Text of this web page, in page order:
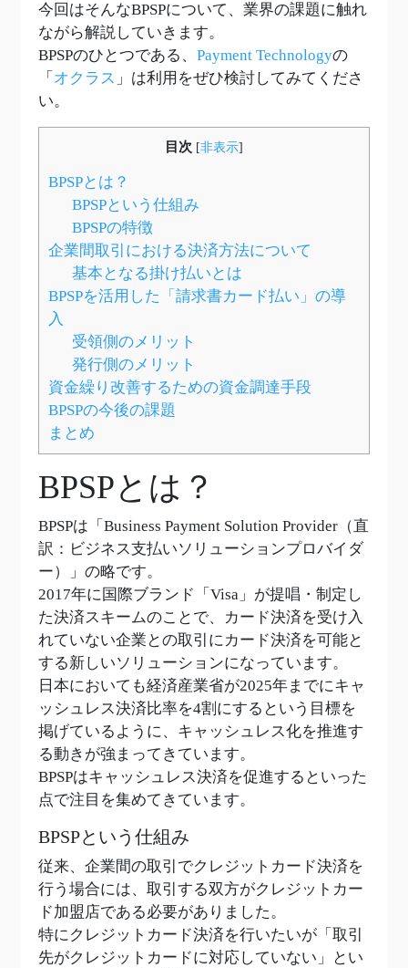
今回はそんなBPSPについて、業界の課題に触れ
ながら解説していきます。
BPSPのひとつである、 Payment Technologyの
「 オクラス 」は利用をぜひ検討してみてくださ
い。
目次 [非表示]
BPSPとは？
BPSPという仕組み
BPSPの特徴
企業間取引における決済方法について
基本となる掛け払いとは
BPSPを活用した「請求書カード払い」の導
入
受領側のメリット
発行側のメリット
資金繰り改善するための資金調達手段
BPSPの今後の課題
まとめ
BPSPとは？
BPSPは「Business Payment Solution Provider（直
訳：ビジネス支払いソリューションプロバイダ
ー）」の略です。
2017年に国際ブランド「Visa」が提唱・制定し
た決済スキームのことで、カード決済を受け入
れていない企業との取引にカード決済を可能と
する新しいソリューションになっています。
日本においても経済産業省が2025年までにキャ
ッシュレス決済比率を4割にするという目標を
掲げているように、キャッシュレス化を推進す
る動きが強まってきています。
BPSPはキャッシュレス決済を促進するといった
点で注目を集めてきています。
BPSPという仕組み
従来、企業間の取引でクレジットカード決済を
行う場合には、取引する双方がクレジットカー
ド加盟店である必要がありました。
特にクレジットカード決済を行いたいが「取引
先がクレジットカードに対応していない」とい